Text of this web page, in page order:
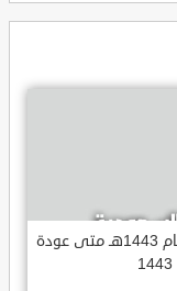
الخدمة المدنية مواعيد إجازة عيد الأضحى لعام 1443هـ متى عودة